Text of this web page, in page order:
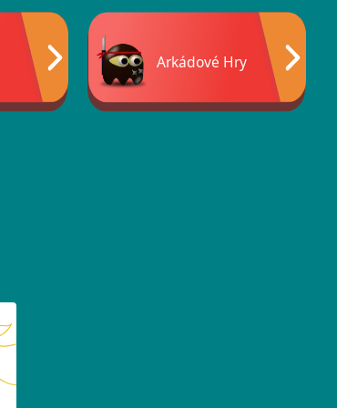
Arkádové Hry